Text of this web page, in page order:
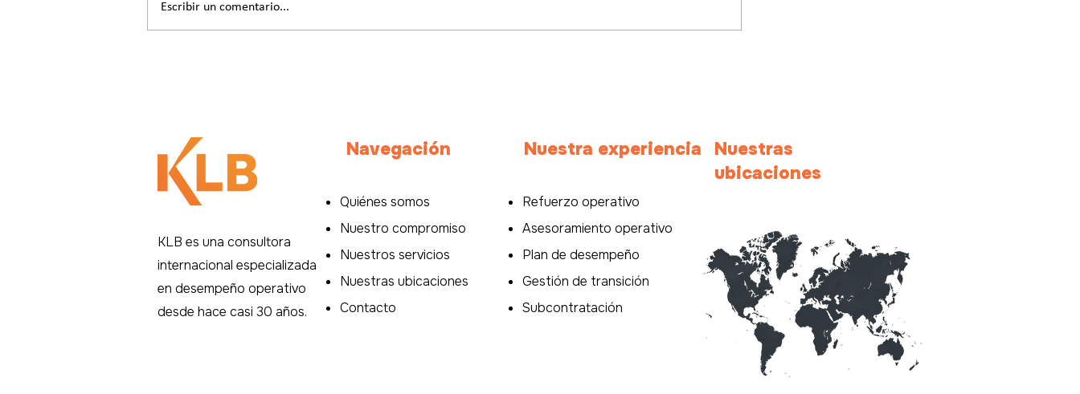
Escribir un comentario...
KLB es una consultora
internacional especializada
en desempeño operativo
desde hace casi 30 años.
Navegación
Quiénes somos
Nuestro compromiso
Nuestros servicios
Nuestras ubicaciones
Contacto
Nuestra experiencia
Nuestras
ubicaciones
Refuerzo operativo
Asesoramiento operativo
Plan de desempeño
Gestión de transición
Subcontratación